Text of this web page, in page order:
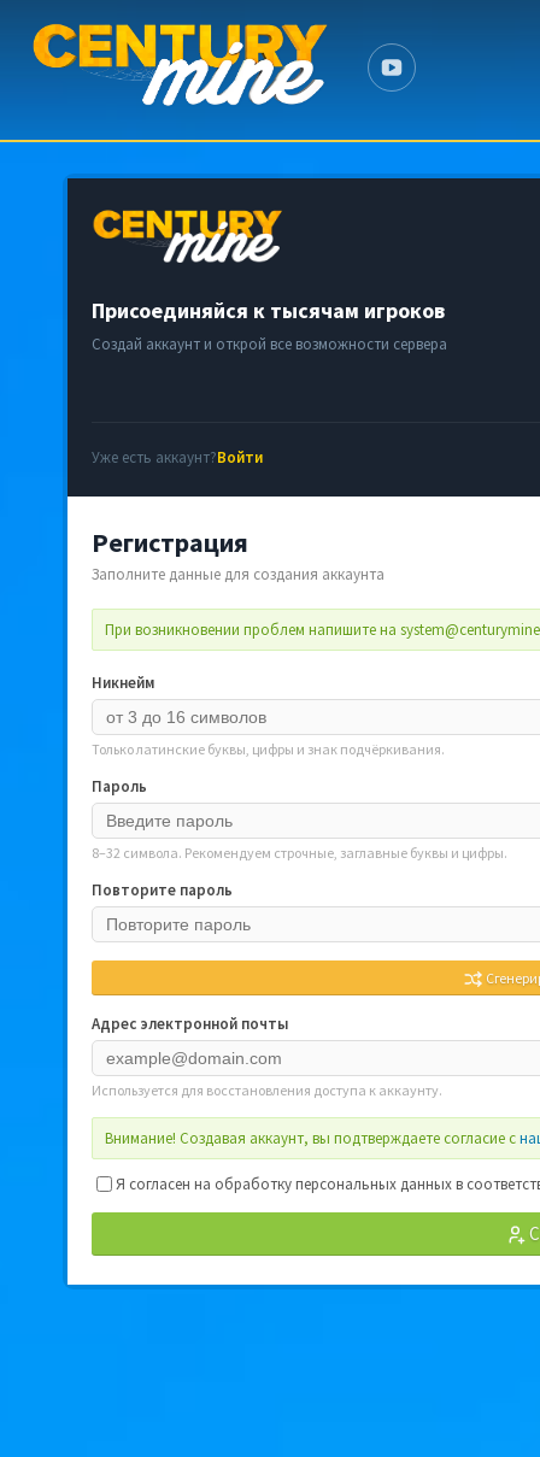
Присоединяйся к тысячам игроков
Создай аккаунт и открой все возможности сервера
Уже есть аккаунт?Войти
Регистрация
Заполните данные для создания аккаунта
При возникновении проблем напишите на
Никнейм
Только латинские буквы, цифры и знак подчёркивания.
Пароль
8–32 символа. Рекомендуем строчные, заглавные буквы и цифры.
Повторите пароль
Адрес электронной почты
Используется для восстановления доступа к аккаунту.
Внимание! Создавая аккаунт, вы подтверждаете согласие с
Я согласен на обработку персональных данных в